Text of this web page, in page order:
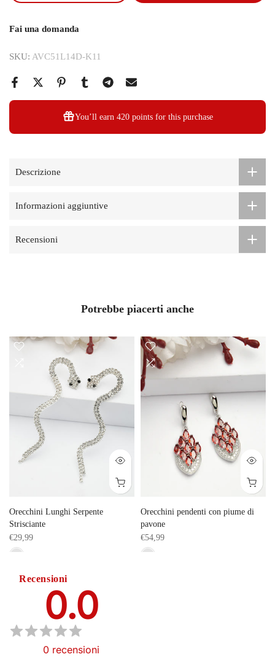
Fai una domanda
SKU: AVC51L14D-K11
You’ll earn 420 pointsfor this purchase
Descrizione
Informazioni aggiuntive
Recensioni
Potrebbe piacerti anche
Orecchini Lunghi Serpente
Strisciante
€29,99
Orecchini pendenti con piume di
pavone
€54,99
Recensioni
0.0
0 recensioni